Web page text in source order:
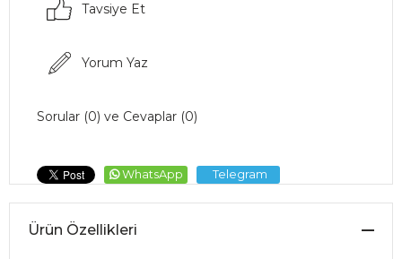
Tavsiye Et
Yorum Yaz
Sorular (0) ve Cevaplar (0)
WhatsApp Telegram
Ürün Özellikleri